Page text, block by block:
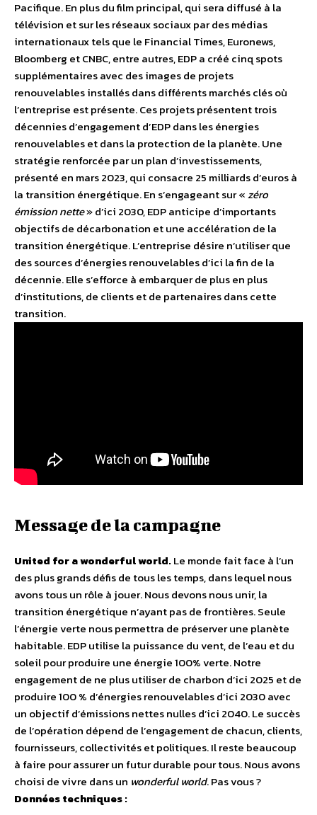
Pacifique. En plus du film principal, qui sera diffusé à la
télévision et sur les réseaux sociaux par des médias
internationaux tels que le Financial Times, Euronews,
Bloomberg et CNBC, entre autres, EDP a créé cinq spots
supplémentaires avec des images de projets
renouvelables installés dans différents marchés clés où
l’entreprise est présente. Ces projets présentent trois
décennies d’engagement d’EDP dans les énergies
renouvelables et dans la protection de la planète. Une
stratégie renforcée par un plan d’investissements,
présenté en mars 2023, qui consacre 25 milliards d’euros à
la transition énergétique. En s’engageant sur «zéro
émission nette» d’ici 2030, EDP anticipe d’importants
objectifs de décarbonation et une accélération de la
transition énergétique. L’entreprise désire n’utiliser que
des sources d’énergies renouvelables d’ici la fin de la
décennie. Elle s’efforce à embarquer de plus en plus
d’institutions, de clients et de partenaires dans cette
transition.
Message de la campagne
United for a wonderful world.Le monde fait face à l’un
des plus grands défis de tous les temps, dans lequel nous
avons tous un rôle à jouer. Nous devons nous unir, la
transition énergétique n’ayant pas de frontières. Seule
l’énergie verte nous permettra de préserver une planète
habitable. EDP utilise la puissance du vent, de l’eau et du
soleil pour produire une énergie 100% verte. Notre
engagement de ne plus utiliser de charbon d’ici 2025 et de
produire 100 % d’énergies renouvelables d’ici 2030 avec
un objectif d’émissions nettes nulles d’ici 2040. Le succès
de l’opération dépend de l’engagement de chacun, clients,
fournisseurs, collectivités et politiques. Il reste beaucoup
à faire pour assurer un futur durable pour tous. Nous avons
choisi de vivre dans un wonderful world. Pas vous ? ​
Données techniques :